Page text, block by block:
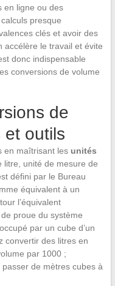
en ligne ou des
presque
clés et avoir des
accélère le travail et évite
donc indispensable
conversions de volume
de
et outils
en maîtrisant les unités
unité de mesure de
défini par le Bureau
équivalent à un
l’équivalent
proue du système
par un cube d’un
convertir des litres en
par 1000 ;
de mètres cubes à